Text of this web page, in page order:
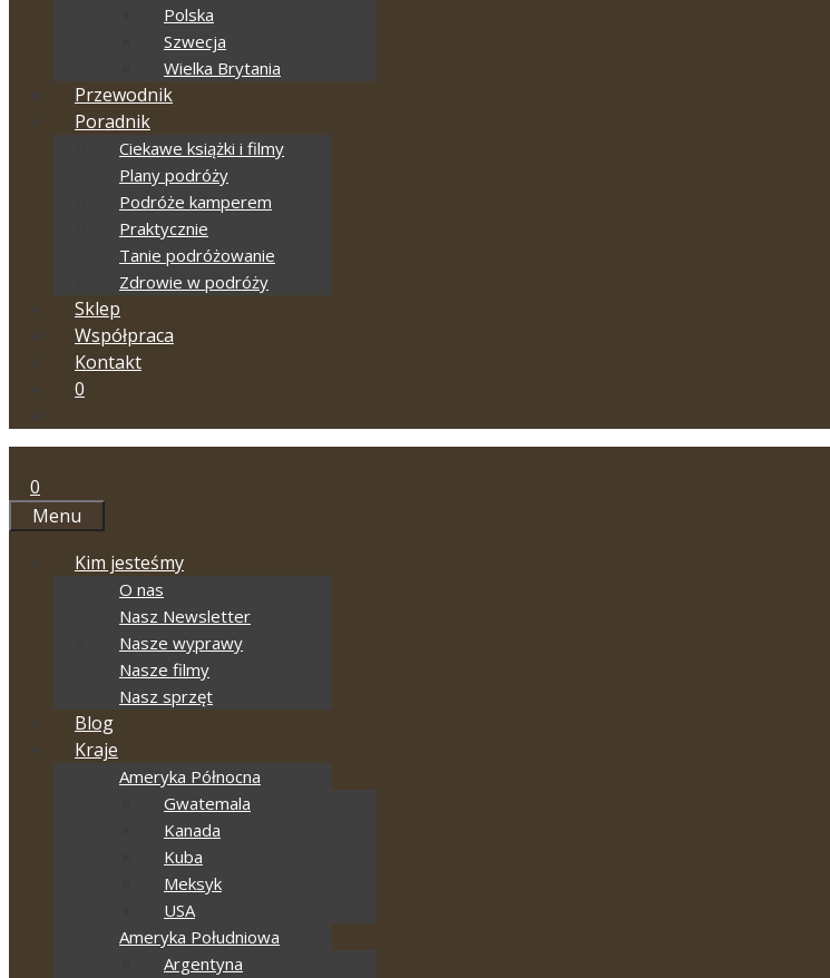
Polska
Szwecja
Wielka Brytania
Przewodnik
Poradnik
Ciekawe książki i filmy
Plany podróży
Podróże kamperem
Praktycznie
Tanie podróżowanie
Zdrowie w podróży
Sklep
Współpraca
Kontakt
0
0
Menu
Kim jesteśmy
O nas
Nasz Newsletter
Nasze wyprawy
Nasze filmy
Nasz sprzęt
Blog
Kraje
Ameryka Północna
Gwatemala
Kanada
Kuba
Meksyk
USA
Ameryka Południowa
Argentyna